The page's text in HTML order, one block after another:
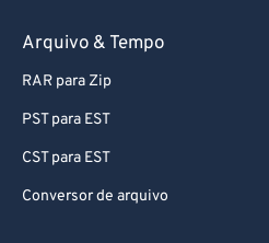
Arquivo & Tempo
RAR para Zip
PST para EST
CST para EST
Conversor de arquivo